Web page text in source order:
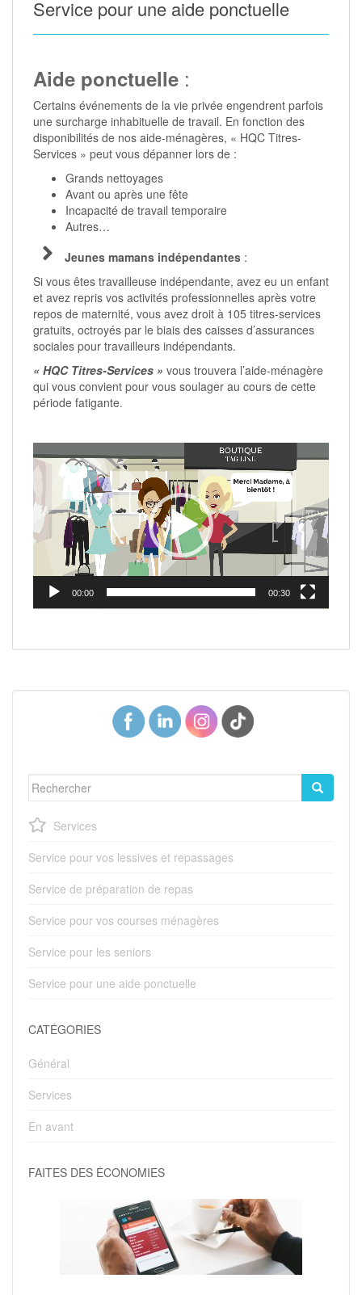
Service pour une aide ponctuelle
Aide ponctuelle :
Certains événements de la vie privée engendrent parfois
une surcharge inhabituelle de travail. En fonction des
disponibilités de nos aide-ménagères, « HQC Titres-
Services » peut vous dépanner lors de :
Grands nettoyages
Avant ou après une fête
Incapacité de travail temporaire
Autres…
Jeunes mamans indépendantes :
Si vous êtes travailleuse indépendante, avez eu un enfant
et avez repris vos activités professionnelles après votre
repos de maternité, vous avez droit à 105 titres-services
gratuits, octroyés par le biais des caisses d’assurances
sociales pour travailleurs indépendants.
« HQC Titres-Services » vous trouvera l’aide-ménagère
qui vous convient pour vous soulager au cours de cette
période fatigante.
vidéo
00:00 00:30
Rechercher...
Services
Service pour vos lessives et repassages
Service de préparation de repas
Service pour vos courses ménagères
Service pour les seniors
Service pour une aide ponctuelle
CATÉGORIES
Général
Services
En avant
FAITES DES ÉCONOMIES